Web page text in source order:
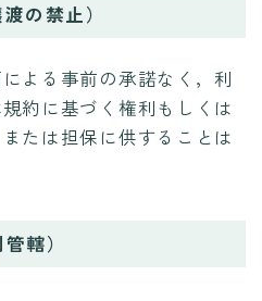
の禁止）
よる事前の承諾なく，利
約に基づく権利もしくは
たは担保に供することは
轄）